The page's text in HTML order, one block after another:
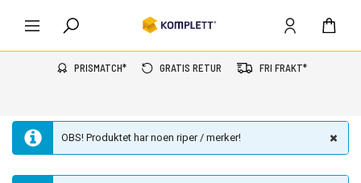
PRISMATCH* GRATIS RETUR FRI FRAKT*
OBS! Produktet har noen riper / merker!